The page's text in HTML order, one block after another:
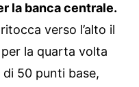
la banca centrale.
verso l’alto il
la quarta volta
50 punti base,